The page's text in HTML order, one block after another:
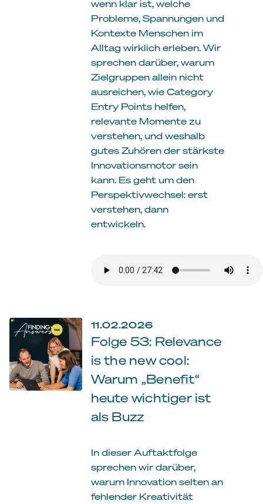
wenn klar ist, welche
Probleme, Spannungen und
Kontexte Menschen im
Alltag wirklich erleben. Wir
sprechen darüber, warum
Zielgruppen allein nicht
ausreichen, wie Category
Entry Points helfen,
relevante Momente zu
verstehen, und weshalb
gutes Zuhören der stärkste
Innovationsmotor sein
kann. Es geht um den
Perspektivwechsel: erst
verstehen, dann
entwickeln.
11.02.2026
Folge 53: Relevance
is the new cool:
Warum „Benefit“
heute wichtiger ist
als Buzz
In dieser Auftaktfolge
sprechen wir darüber,
warum Innovation selten an
fehlender Kreativität